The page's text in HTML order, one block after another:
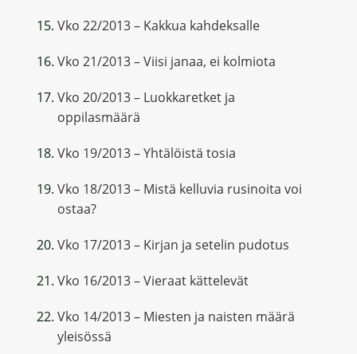
Vko 22/2013 – Kakkua kahdeksalle
Vko 21/2013 – Viisi janaa, ei kolmiota
Vko 20/2013 – Luokkaretket ja
oppilasmäärä
Vko 19/2013 – Yhtälöistä tosia
Vko 18/2013 – Mistä kelluvia rusinoita voi
ostaa?
Vko 17/2013 – Kirjan ja setelin pudotus
Vko 16/2013 – Vieraat kättelevät
Vko 14/2013 – Miesten ja naisten määrä
yleisössä